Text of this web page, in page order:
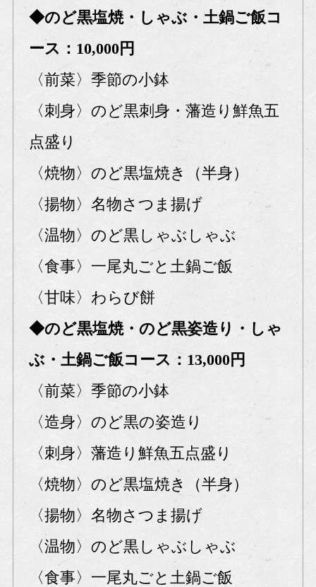
◆のど黒塩焼・しゃぶ・土鍋ご飯コ
ース：10,000円
〈前菜〉季節の小鉢
〈刺身〉のど黒刺身・藩造り鮮魚五
点盛り
〈焼物〉のど黒塩焼き（半身）
〈揚物〉名物さつま揚げ
〈温物〉のど黒しゃぶしゃぶ
〈食事〉一尾丸ごと土鍋ご飯
〈甘味〉わらび餅
◆のど黒塩焼・のど黒姿造り・しゃ
ぶ・土鍋ご飯コース：13,000円
〈前菜〉季節の小鉢
〈造身〉のど黒の姿造り
〈刺身〉藩造り鮮魚五点盛り
〈焼物〉のど黒塩焼き（半身）
〈揚物〉名物さつま揚げ
〈温物〉のど黒しゃぶしゃぶ
〈食事〉一尾丸ごと土鍋ご飯